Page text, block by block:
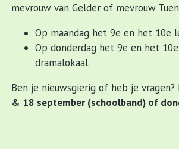
mevrouw van Gelder of mevrouw
Op maandag het 9e en het 10e
Op donderdag het 9e en het
dramalokaal.
Ben je nieuwsgierig of heb je vragen?
& 18 september (schoolband) of